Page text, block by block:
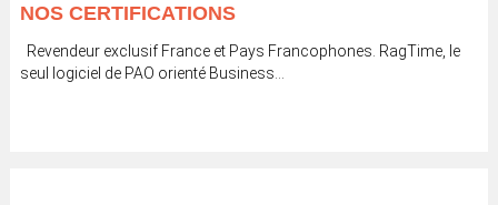
NOS CERTIFICATIONS
Revendeur exclusif France et Pays Francophones. RagTime, le
seul logiciel de PAO orienté Business...